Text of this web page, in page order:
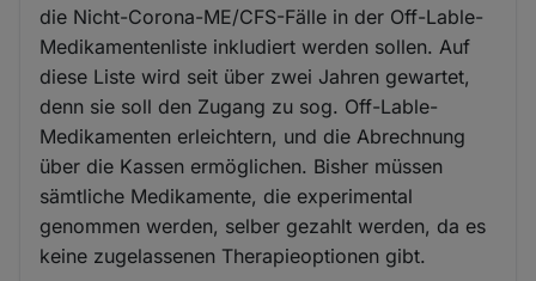
die Nicht-Corona-ME/CFS-Fälle in der Off-Lable-
Medikamentenliste inkludiert werden sollen. Auf
diese Liste wird seit über zwei Jahren gewartet,
denn sie soll den Zugang zu sog. Off-Lable-
Medikamenten erleichtern, und die Abrechnung
über die Kassen ermöglichen. Bisher müssen
sämtliche Medikamente, die experimental
genommen werden, selber gezahlt werden, da es
keine zugelassenen Therapieoptionen gibt.